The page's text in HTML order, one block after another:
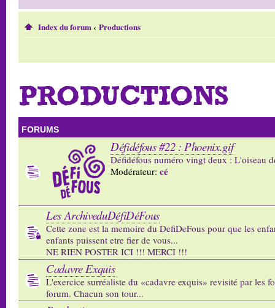
Index du forum‹ Productions
PRODUCTIONS
FORUMS
Défidéfous #22 : Phoenix.gif
Défidéfous numéro vingt deux : L'oiseau
Modérateur: cé
Les ArchiveduDéfiDéFous
Cette zone est la memoire du DefiDeFous pour que les
enfants puissent etre fier de vous...
NE RIEN POSTER ICI !!! MERCI !!!
Cadavre Exquis
L'exercice surréaliste du «cadavre exquis» revisité par les
forum. Chacun son tour...